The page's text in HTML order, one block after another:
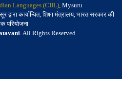
Languages (CIIL), Mysuru
कार्यान्वित, शिक्षा मंत्रालय, भारत सरकार की
परियोजना
. All Rights Reserved